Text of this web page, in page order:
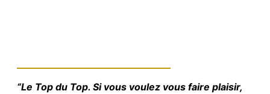
“Le Top du Top. Si vous voulez vous faire plaisir,